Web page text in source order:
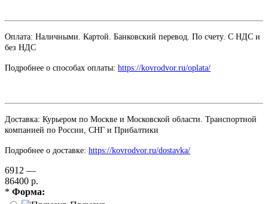
Оплата: Наличными. Картой. Банковский перевод. По счету. С НДС и
без НДС
Подробнее о способах оплаты: https://kovrodvor.ru/oplata/
Доставка: Курьером по Москве и Московской области. Транспортной
компанией по России, СНГ и Прибалтики
Подробнее о доставке: https://kovrodvor.ru/dostavka/
6912 —
86400 р.
* Форма: